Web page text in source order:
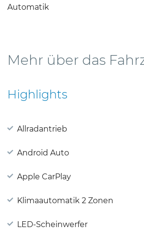
Automatik
Mehr über das
Highlights
Allradantrieb
Android Auto
Apple CarPlay
Klimaautomatik 2 Zonen
LED-Scheinwerfer